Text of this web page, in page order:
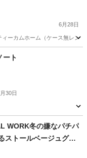
6月28日
ーカムホーム（ケース無レ
ト
30日
WORK冬の嫌なパチパ
ストールベージュグレ
フショールポンチョ